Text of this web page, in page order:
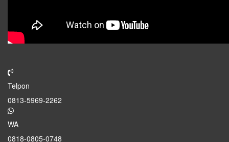
Telpon
0813-5969-2262
WA
0818-0805-0748